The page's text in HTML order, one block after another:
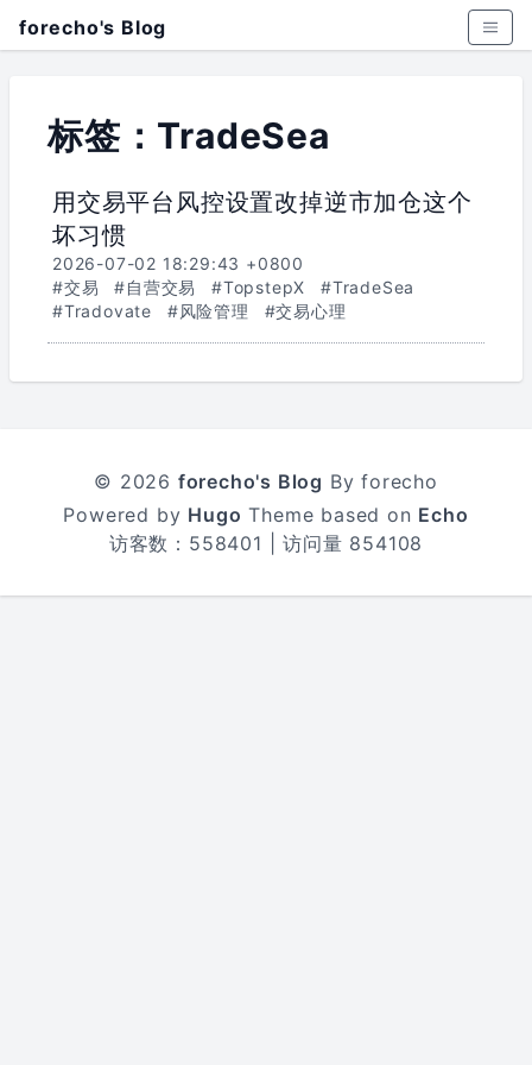
forecho's Blog
标签：TradeSea
用交易平台风控设置改掉逆市加仓这个
坏习惯
2026-07-02 18:29:43 +0800
#交易
#自营交易 #TopstepX
#TradeSea
#Tradovate
#风险管理 #交易心理
© 2026 forecho's Blog By forecho
Powered by Hugo Theme based on Echo
访客数： 558401 | 访问量 854108